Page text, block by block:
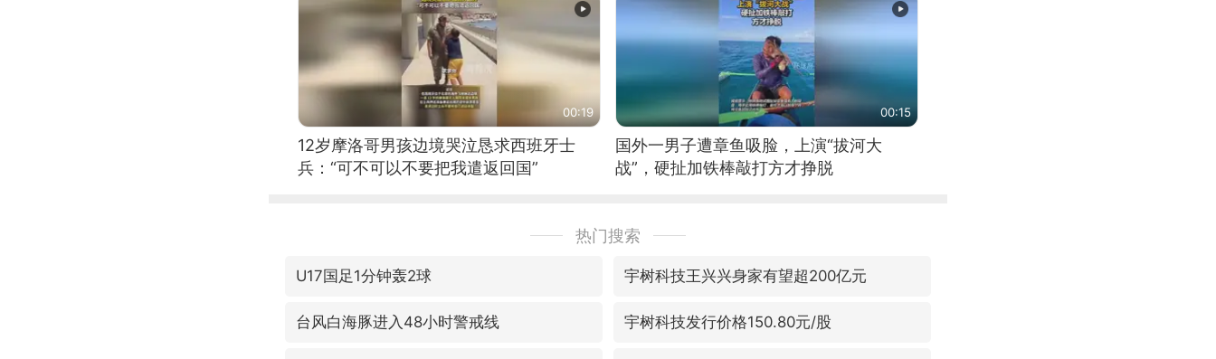
00:19
12岁摩洛哥男孩边境哭泣恳求西班牙士
兵：“可不可以不要把我遣返回国”
00:15
国外一男子遭章鱼吸脸，上演“拔河大
战”，硬扯加铁棒敲打方才挣脱
热门搜索
U17国足1分钟轰2球 宇树科技王兴兴身家有望超200亿元
台风白海豚进入48小时警戒线 宇树科技发行价格150.80元/股